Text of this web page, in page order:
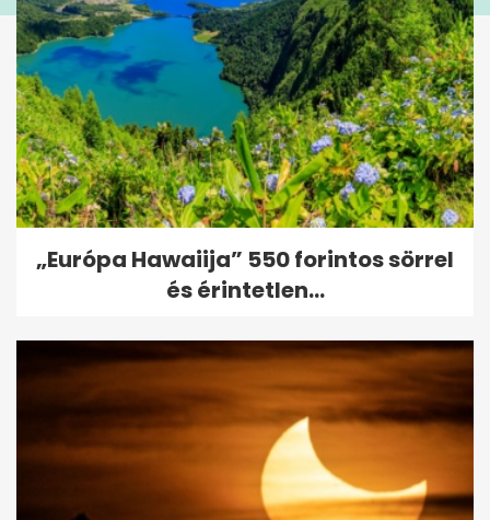
„Európa Hawaiija” 550 forintos sörrel
és érintetlen...